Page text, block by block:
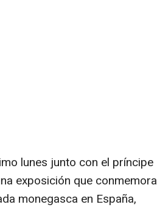
lunes junto con el príncipe
exposición que conmemora
monegasca en España,